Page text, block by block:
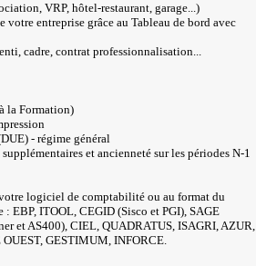
VRP, hôtel-restaurant, garage...)
votre entreprise grâce au Tableau de bord avec
cadre, contrat professionnalisation...
la Formation)
- régime général
et ancienneté sur les périodes N-1
logiciel de comptabilité ou au format du
EBP, ITOOL, CEGID (Sisco et PGI), SAGE
et AS400), CIEL, QUADRATUS, ISAGRI, AZUR,
GESTIMUM, INFORCE.